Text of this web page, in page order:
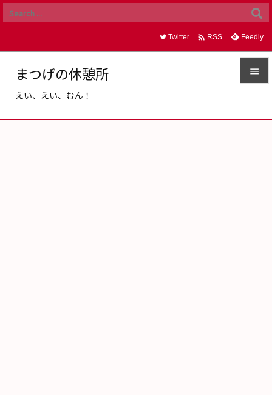
まつげの休憩所
えい、えい、むん！

Twitter  RSS Feedly